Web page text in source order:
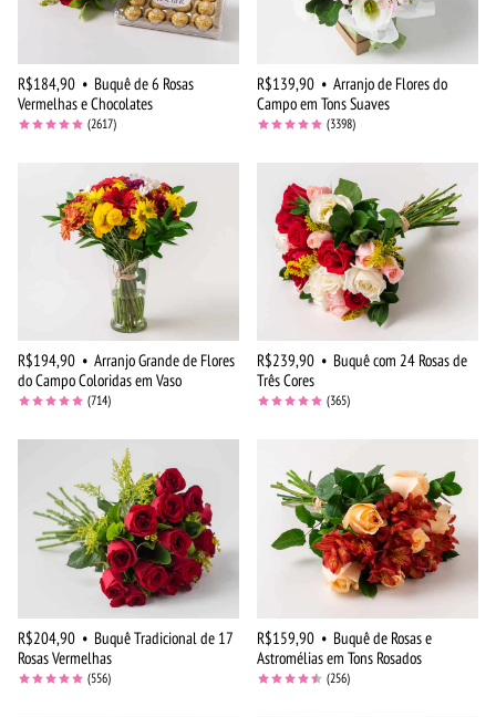
R$184,90 • Buquê de 6 Rosas
Vermelhas e Chocolates
(2617)
R$139,90 • Arranjo de Flores do
Campo em Tons Suaves
(3398)
R$194,90 • Arranjo Grande de Flores
do Campo Coloridas em Vaso
(714)
R$239,90 • Buquê com 24 Rosas de
Três Cores
(365)
R$204,90 • Buquê Tradicional de 17
Rosas Vermelhas
(556)
R$159,90 • Buquê de Rosas e
Astromélias em Tons Rosados
(256)